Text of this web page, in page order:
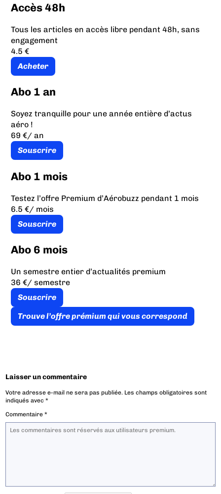
Accès 48h
Tous les articles en accès libre pendant 48h, sans
engagement
4.5 €
Acheter
Abo 1 an
Soyez tranquille pour une année entière d’actus
aéro !
69 €/ an
Souscrire
Abo 1 mois
Testez l’offre Premium d’Aérobuzz pendant 1 mois
6.5 €/ mois
Souscrire
Abo 6 mois
Un semestre entier d’actualités premium
36 €/ semestre
Souscrire
Trouve l’offre prémium qui vous correspond
Laisser un commentaire
Votre adresse e-mail ne sera pas publiée. Les champs obligatoires sont
indiqués avec*
Commentaire*